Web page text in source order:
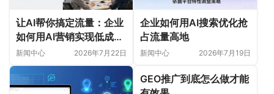
让AI帮你搞定流量：企业
如何用AI营销实现低成本
获客
新闻中心 2026年7月22日
企业如何用AI搜索优化抢
占流量高地
新闻中心 2026年7月19日
GEO推广到底怎么做才能